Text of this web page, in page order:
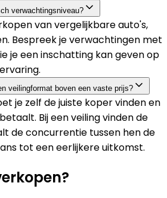
verwachtingsniveau?
van vergelijkbare auto's,
Bespreek je verwachtingen met
je een inschatting kan geven op
veilingformat boven een vaste prijs?
je zelf de juiste koper vinden en
Bij een veiling vinden de
de concurrentie tussen hen de
tot een eerlijkere uitkomst.